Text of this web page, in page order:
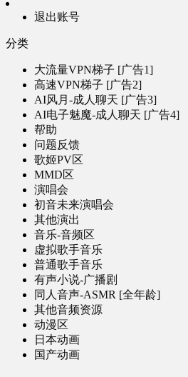
退出账号
分类
大流量VPN梯子 [广告1]
高速VPN梯子 [广告2]
AI风月-成人聊天 [广告3]
AI电子魅魔-成人聊天 [广告4]
帮助
问题反馈
歌姬PV区
MMD区
演唱会
初音未来演唱会
其他演出
音乐-音频区
虚拟歌手音乐
普通歌手音乐
有声小说-广播剧
同人音声-ASMR [全年龄]
其他音频资源
动漫区
日本动画
国产动画